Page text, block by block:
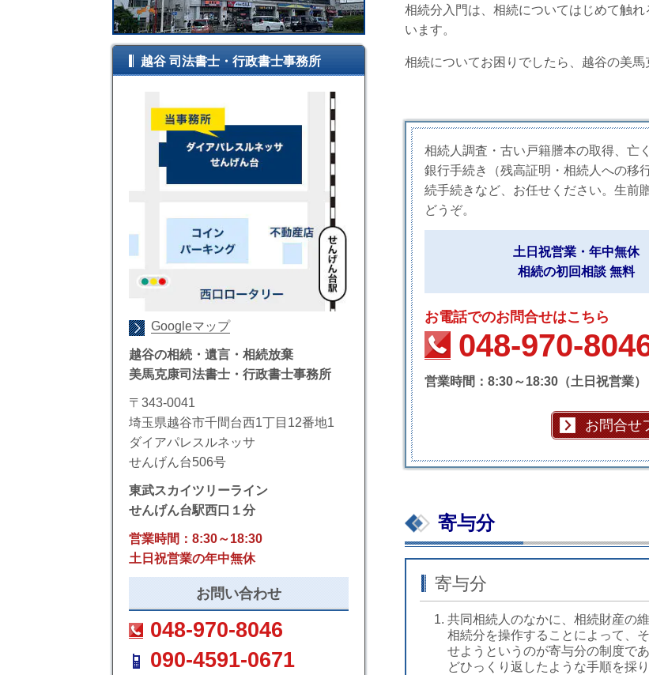
相続分入門は、相続についてはじめて触
います。
相続についてお困りでしたら、越谷の美
相続人調査・古い戸籍謄本の取得、亡
銀行手続き（残高証明・相続人への移
続手続きなど、お任せください。生前
どうぞ。
土日祝営業・年中無休
相続の初回相談 無料
お電話でのお問合せはこちら
048-970-
営業時間：8:30～18:30（土日祝営業）
お問合せ
寄与分
寄与分
共同相続人のなかに、相続財産の
相続分を操作することによって、
せようというのが寄与分の制度で
どひっくり返したような手順を採
越谷 司法書士・行政書士事務所
Googleマップ
越谷の相続・遺言・相続放棄
美馬克康司法書士・行政書士事務所
〒343-0041
埼玉県越谷市千間台西1丁目12番地1
ダイアパレスルネッサ
せんげん台506号
東武スカイツリーライン
せんげん台駅西口１分
営業時間：8:30～18:30
土日祝営業の年中無休
お問い合わせ
048-970-8046
090-4591-0671